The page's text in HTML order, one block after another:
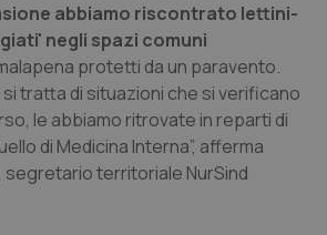
abbiamo riscontrato lettini-
negli spazi comuni
protetti da un paravento.
tratta di situazioni che si verificano
le abbiamo ritrovate in reparti di
di Medicina Interna”, afferma
, segretario territoriale NurSind